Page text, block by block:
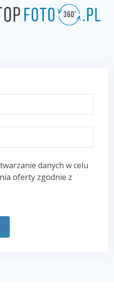
danych w celu
oferty zgodnie z